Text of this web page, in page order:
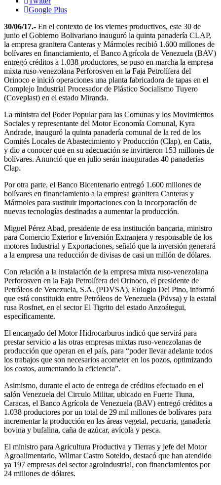
Google Plus
30/06/17.- En el contexto de los viernes productivos, este 30 de
junio el Gobierno Bolivariano inauguró la quinta panadería CLAP,
la empresa granitera Canteras y Mármoles recibió 1.600 millones de
bolívares en financiamiento, el Banco Agrícola de Venezuela (BAV)
entregó créditos a 1.038 productores, se puso en marcha la empresa
mixta ruso-venezolana Perforosven en la Faja Petrolífera del
Orinoco e inició operaciones una planta fabricadora de tapas en el
Complejo Industrial Procesador de Plástico Socialismo Tuyero
(Coveplast) en el estado Miranda.
La ministra del Poder Popular para las Comunas y los Movimientos
Sociales y representante del Motor Economía Comunal, Kyra
Andrade, inauguró la quinta panadería comunal de la red de los
Comités Locales de Abastecimiento y Producción (Clap), en Catia,
y dio a conocer que en su adecuación se invirtieron 153 millones de
bolívares. Anunció que en julio serán inauguradas 40 panaderías
Clap.
Por otra parte, el Banco Bicentenario entregó 1.600 millones de
bolívares en financiamiento a la empresa granitera Canteras y
Mármoles para sustituir importaciones con la incorporación de
nuevas tecnologías destinadas a aumentar la producción.
Miguel Pérez Abad, presidente de esa institución bancaria, ministro
para Comercio Exterior e Inversión Extranjera y responsable de los
motores Industrial y Exportaciones, señaló que la inversión generará
a la empresa una reducción de divisas de casi un millón de dólares.
Con relación a la instalación de la empresa mixta ruso-venezolana
Perforosven en la Faja Petrolífera del Orinoco, el presidente de
Petróleos de Venezuela, S.A. (PDVSA), Eulogio Del Pino, informó
que está constituida entre Petróleos de Venezuela (Pdvsa) y la estatal
rusa Rosfnet, en el sector El Tigrito del estado Anzoátegui,
específicamente.
El encargado del Motor Hidrocarburos indicó que servirá para
prestar servicio a las otras empresas mixtas ruso-venezolanas de
producción que operan en el país, para “poder llevar adelante todos
los trabajos que son necesarios acometer en los pozos, optimizando
los costos, aumentando la eficiencia”.
Asimismo, durante el acto de entrega de créditos efectuado en el
salón Venezuela del Circulo Militar, ubicado en Fuerte Tiuna,
Caracas, el Banco Agrícola de Venezuela (BAV) entregó créditos a
1.038 productores por un total de 29 mil millones de bolívares para
incrementar la producción en las áreas vegetal, pecuaria, ganadería
bovina y bufalina, caña de azúcar, avícola y pesca.
El ministro para Agricultura Productiva y Tierras y jefe del Motor
Agroalimentario, Wilmar Castro Soteldo, destacó que han atendido
ya 197 empresas del sector agroindustrial, con financiamientos por
24 millones de dólares.